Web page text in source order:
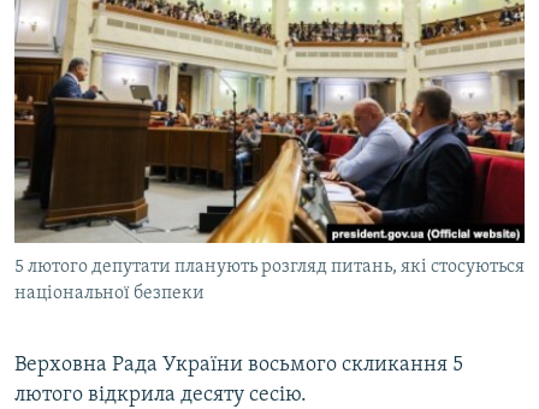
УКРАЇНА
СВІТ
СХЕМИ
КИТАЙ.ВИКЛИКИ
МУЛЬТИМЕДІА
СПЕЦПРОЄКТИ
ПОДКАСТИ
КРИМ РЕАЛІЇ
УКР
5 лютого депутати планують розгляд питань, які стосуються
національної безпеки
Верховна Рада України восьмого скликання 5
лютого відкрила десяту сесію.